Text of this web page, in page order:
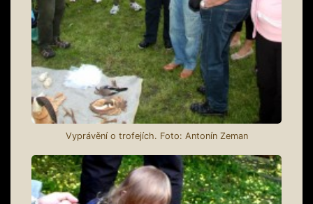
Vyprávění o trofejích. Foto: Antonín Zeman